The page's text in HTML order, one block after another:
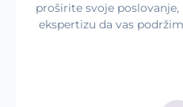
proširite svoje
ekspertizu da vas